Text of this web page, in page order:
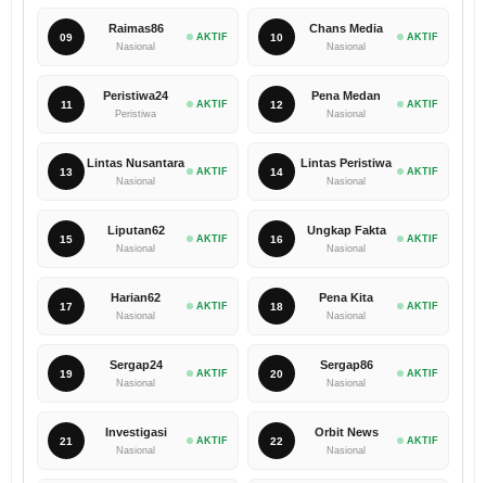
09
Raimas86
Nasional
AKTIF 10
Chans Media
Nasional
AKTIF
11
Peristiwa24
Peristiwa
AKTIF 12
Pena Medan
Nasional
AKTIF
13
Lintas Nusantara
Nasional
AKTIF 14
Lintas Peristiwa
Nasional
AKTIF
15
Liputan62
Nasional
AKTIF 16
Ungkap Fakta
Nasional
AKTIF
17
Harian62
Nasional
AKTIF 18
Pena Kita
Nasional
AKTIF
19
Sergap24
Nasional
AKTIF 20
Sergap86
Nasional
AKTIF
21
Investigasi
Nasional
AKTIF 22
Orbit News
Nasional
AKTIF